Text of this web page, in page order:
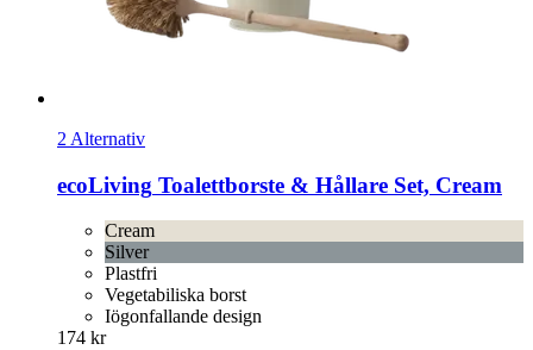
2 Alternativ
ecoLiving Toalettborste & Hållare Set, Cream
Cream
Silver
Plastfri
Vegetabiliska borst
Iögonfallande design
174 kr